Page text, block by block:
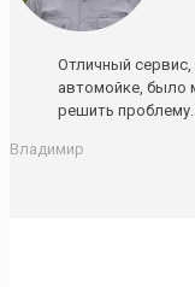
Отличный сервис,
автомойке, было
решить проблему.
Владимир